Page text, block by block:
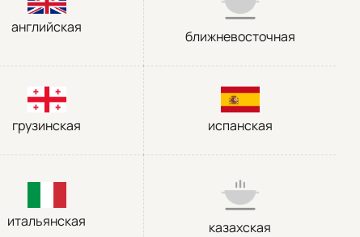
английская
ближневосточная
грузинская испанская
итальянская казахская